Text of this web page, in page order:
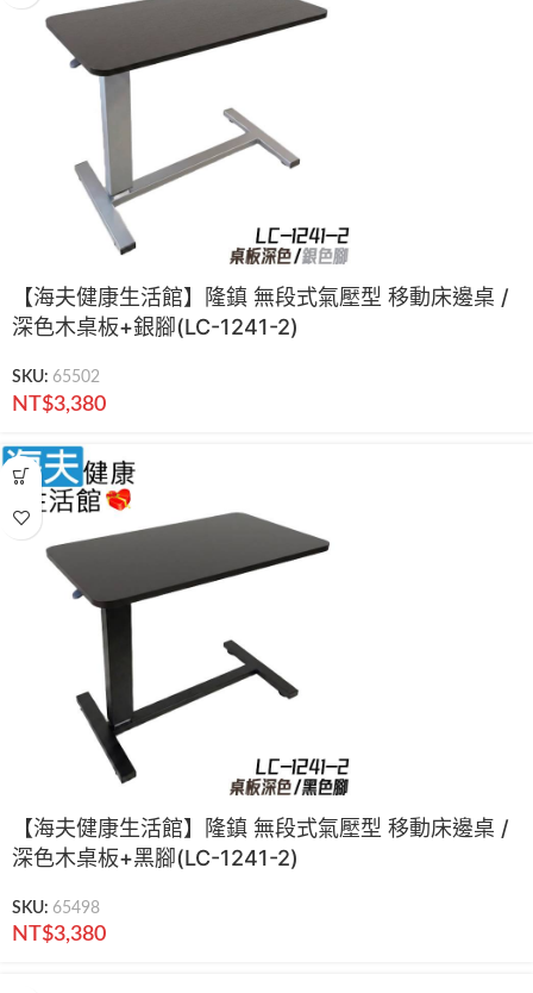
【海夫健康生活館】隆鎮 無段式氣壓型 移動床邊桌 /
深色木桌板+銀腳(LC-1241-2)
SKU: 65502
NT$3,380
【海夫健康生活館】隆鎮 無段式氣壓型 移動床邊桌 /
深色木桌板+黑腳(LC-1241-2)
SKU: 65498
NT$3,380